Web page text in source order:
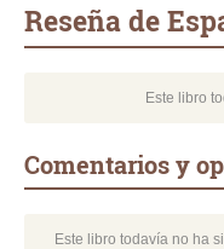
Reseña de
Este libro
Comentarios y
Este libro todavía no ha